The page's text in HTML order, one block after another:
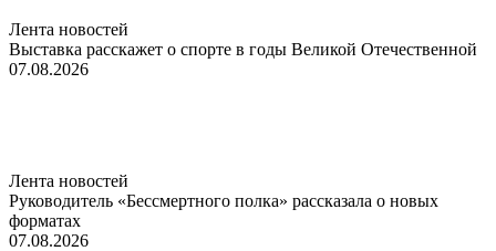
Лента новостей
Выставка расскажет о спорте в годы Великой Отечественной
07.08.2026
Лента новостей
Руководитель «Бессмертного полка» рассказала о новых
форматах
07.08.2026